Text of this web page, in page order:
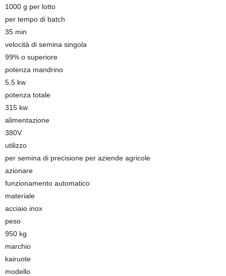
1000 g per lotto
per tempo di batch
35 min
velocità di semina singola
99% o superiore
potenza mandrino
5,5 kw
potenza totale
315 kw
alimentazione
380V
utilizzo
per semina di precisione per aziende agricole
azionare
funzionamento automatico
materiale
acciaio inox
peso
950 kg
marchio
kairuote
modello